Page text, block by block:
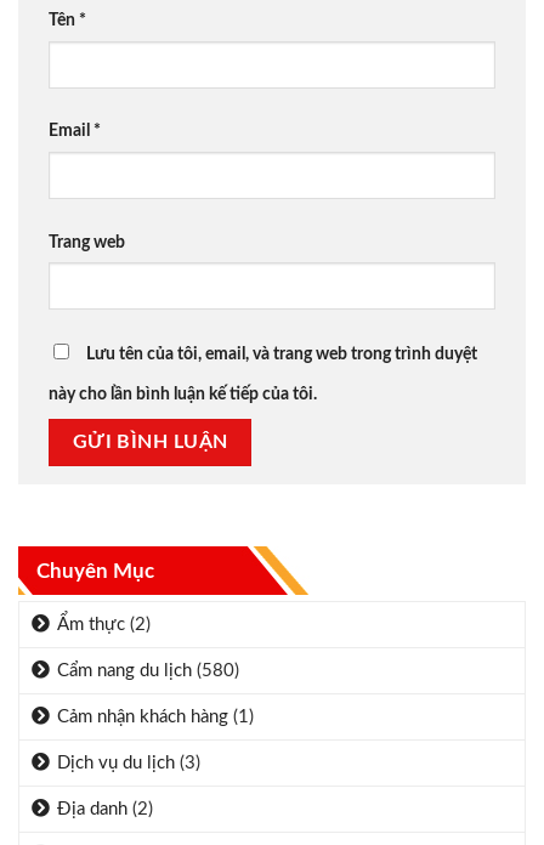
Chuyên Mục
Ẩm thực (2)
Cẩm nang du lịch (580)
Cảm nhận khách hàng (1)
Dịch vụ du lịch (3)
Địa danh (2)
Tên *
Email *
Trang web
Lưu tên của tôi, email, và trang web trong trình duyệt
này cho lần bình luận kế tiếp của tôi.